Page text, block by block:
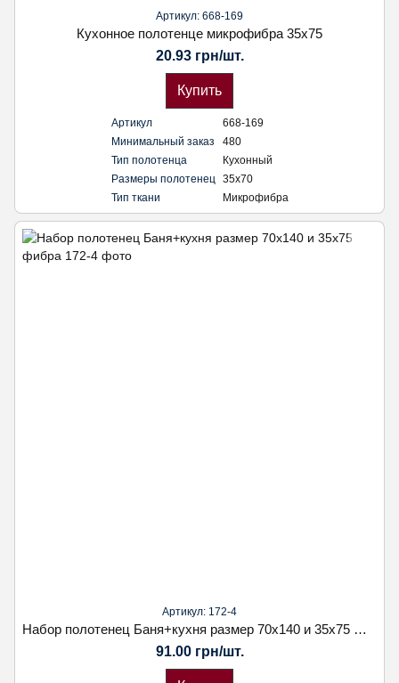
Артикул: 668-169
Кухонное полотенце микрофибра 35х75
20.93 грн/шт.
Купить
Артикул
668-169
Минимальный заказ
480
Тип полотенца
Кухонный
Размеры полотенец
35х70
Тип ткани
Микрофибра
Артикул: 172-4
Набор полотенец Баня+кухня размер 70х140 и 35х75 фибра
91.00 грн/шт.